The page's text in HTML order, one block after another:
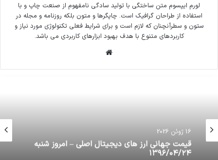
لورم ایپسوم متن ساختگی با تولید سادگی نامفهوم از صنعت چاپ و با
استفاده از طراحان گرافیک است. چاپگرها و متون بلکه روزنامه و مجله در
ستون و سطرآنچنان که لازم است و برای شرایط فعلی تکنولوژی مورد نیاز و
کاربردهای متنوع با هدف بهبود ابزارهای کاربردی می باشد.
16 ژوئن 2026
قیمت جهانی ارز های دیجیتال اصلی – امروز شنبه
۱۳۹۶/۰۴/۲۴